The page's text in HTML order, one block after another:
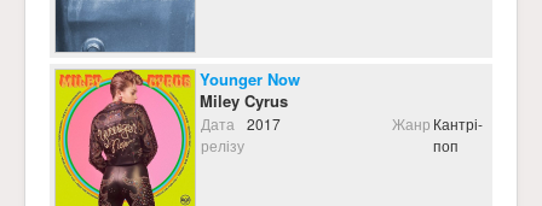
Younger Now
Miley Cyrus
Дата
релізу
2017 Жанр Кантрі-
поп